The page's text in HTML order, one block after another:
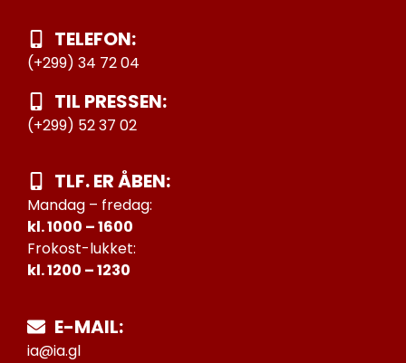
TELEFON:
(+299) 34 72 04
TIL PRESSEN:
(+299) 52 37 02
TLF. ER ÅBEN:
Mandag – fredag:
kl. 1000 – 1600
Frokost-lukket:
kl. 1200 – 1230
E-MAIL:
ia@ia.gl